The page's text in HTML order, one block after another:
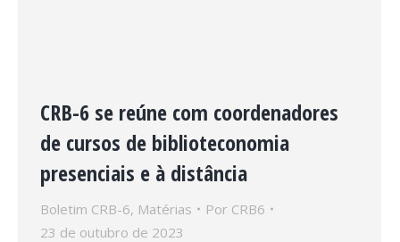
CRB-6 se reúne com coordenadores
de cursos de biblioteconomia
presenciais e à distância
Boletim CRB-6, Matérias Por CRB6
23 de outubro de 2023